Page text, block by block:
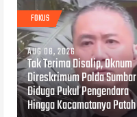
FOKUS
AUG 08, 2026
Tak Terima Disalip, Oknum
Direskrimum Polda Sumbar
Diduga Pukul Pengendara
Hingga Kacamatanya Patah